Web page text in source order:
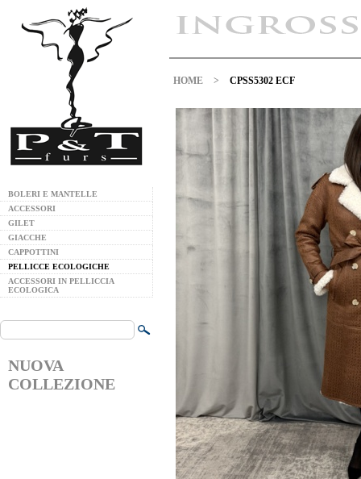
BOLERI E MANTELLE
ACCESSORI
GILET
GIACCHE
CAPPOTTINI
PELLICCE ECOLOGICHE
ACCESSORI IN PELLICCIA
ECOLOGICA
NUOVA
COLLEZIONE
HOME > CPSS5302 ECF